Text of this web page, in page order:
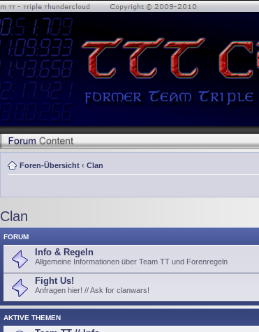
Foren-Übersicht ‹ Clan
Clan
FORUM
Info & Regeln
Allgemeine Informationen über Team TT und Forenregeln
Fight Us!
Anfragen hier! // Ask for clanwars!
AKTIVE THEMEN